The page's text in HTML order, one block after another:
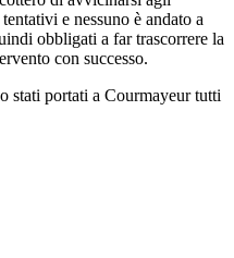
e nessuno è andato a
obbligati a far trascorrere la
con successo.
stati portati a Courmayeur tutti